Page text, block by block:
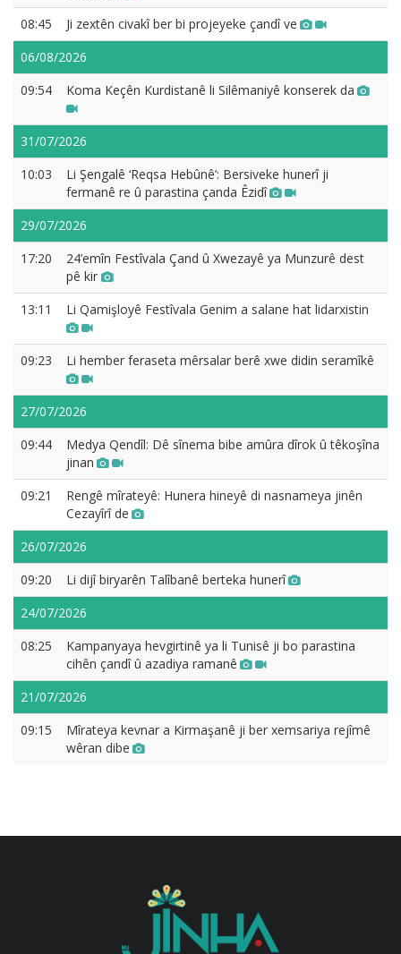
08:45
Ji zextên civakî ber bi projeyeke çandî ve
06/08/2026
09:54
Koma Keçên Kurdistanê li Silêmaniyê konserek da
31/07/2026
10:03
Li Şengalê ‘Reqsa Hebûnê’: Bersiveke hunerî ji
fermanê re û parastina çanda Êzidî
29/07/2026
17:20
24’emîn Festîvala Çand û Xwezayê ya Munzurê dest
pê kir
13:11
Li Qamişloyê Festîvala Genim a salane hat lidarxistin
09:23 Li hember feraseta mêrsalar berê xwe didin seramîkê
27/07/2026
09:44
Medya Qendîl: Dê sînema bibe amûra dîrok û têkoşîna
jinan
09:21
Rengê mîrateyê: Hunera hineyê di nasnameya jinên
Cezayîrî de
26/07/2026
09:20
Li dijî biryarên Talîbanê berteka hunerî
24/07/2026
08:25
Kampanyaya hevgirtinê ya li Tunisê ji bo parastina
cihên çandî û azadiya ramanê
21/07/2026
09:15
Mîrateya kevnar a Kirmaşanê ji ber xemsariya rejîmê
wêran dibe